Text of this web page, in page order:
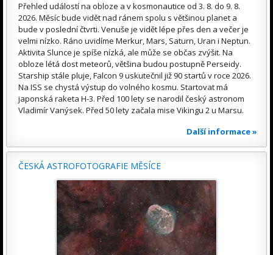
Přehled událostí na obloze a v kosmonautice od 3. 8. do 9. 8.
2026. Měsíc bude vidět nad ránem spolu s většinou planet a
bude v poslední čtvrti. Venuše je vidět lépe přes den a večer je
velmi nízko. Ráno uvidíme Merkur, Mars, Saturn, Uran i Neptun.
Aktivita Slunce je spíše nízká, ale může se občas zvýšit. Na
obloze létá dost meteorů, většina budou postupně Perseidy.
Starship stále pluje, Falcon 9 uskutečnil již 90 startů v roce 2026.
Na ISS se chystá výstup do volného kosmu. Startovat má
japonská raketa H-3. Před 100 lety se narodil český astronom
Vladimír Vanýsek. Před 50 lety začala mise Vikingu 2 u Marsu.
Další informace »
ČESKÁ ASTROFOTOGRAFIE MĚSÍCE